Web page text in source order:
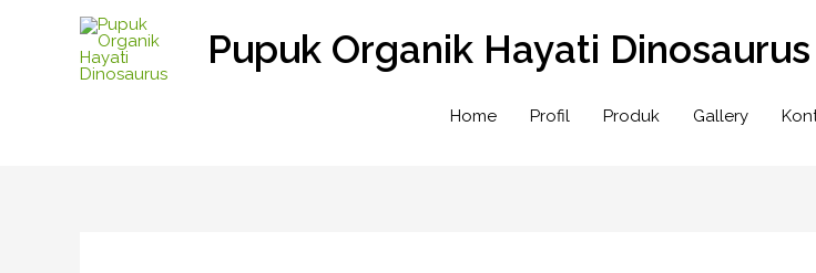
Pupuk Organik Hayati Dinosaurus
Home Profil Produk Gallery